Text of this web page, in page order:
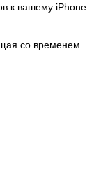
к вашему iPhone.
со временем.